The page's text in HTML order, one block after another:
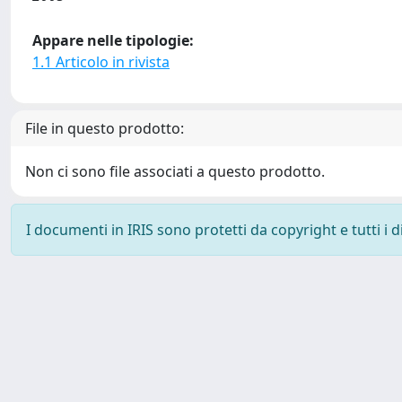
Appare nelle tipologie:
1.1 Articolo in rivista
File in questo prodotto:
Non ci sono file associati a questo prodotto.
I documenti in IRIS sono protetti da copyright e tutti i